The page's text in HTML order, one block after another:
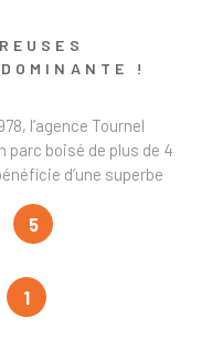
!
l’agence Tournel
parc boisé de plus de 4
d’une superbe
plan. Cette villa de
180 m² habitables
vestiaire, un vaste
et largement ouvert
5
1